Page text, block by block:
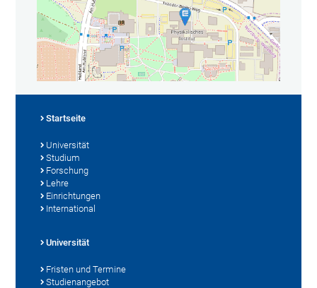
Startseite
Universität
Studium
Forschung
Lehre
Einrichtungen
International
Universität
Fristen und Termine
Studienangebot